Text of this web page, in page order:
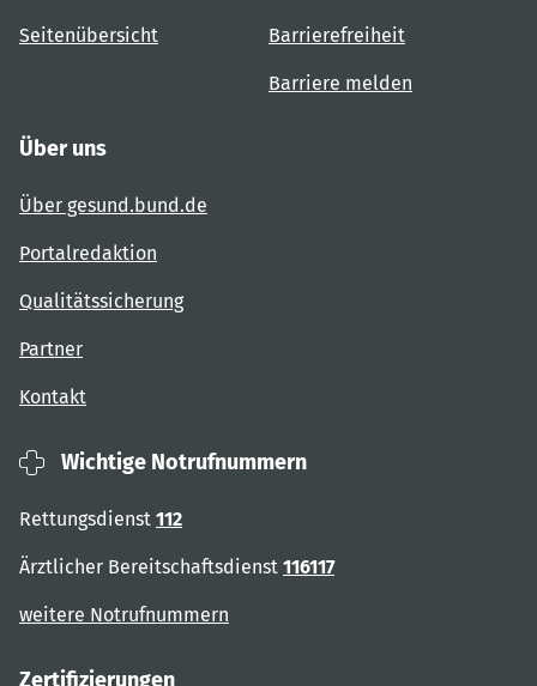
Seitenübersicht Barrierefreiheit
Barriere melden
Über uns
Über gesund.bund.de
Portalredaktion
Qualitätssicherung
Partner
Kontakt
Wichtige Notrufnummern
Rettungsdienst 112
Ärztlicher Bereitschaftsdienst 116117
weitere Notrufnummern
Zertifizierungen